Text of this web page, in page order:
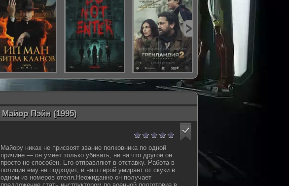
Майор Пэйн (1995)
Майору никак не присвоят звание полковника по одной
причине — он умеет только убивать, ни на что другое он
просто не способен. Его отправляют в отставку. Работа в
полиции ему не подходит, и наш герой умирает от скуки в
одном из номеров отеля.Неожиданно он получает